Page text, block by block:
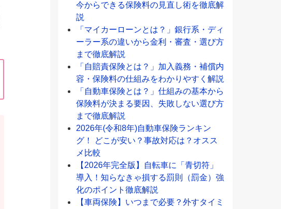
今からできる保険料の見直し術を徹底解
説
「マイカーローンとは？」銀行系・ディ
ーラー系の違いから金利・審査・選び方
まで徹底解説
「自賠責保険とは？」加入義務・補償内
容・保険料の仕組みをわかりやすく解説
「自動車保険とは？」仕組みの基本から
保険料が決まる要因、失敗しない選び方
まで徹底解説
2026年(令和8年)自動車保険ランキン
グ！ どこが安い？事故対応は？オスス
メ比較
【2026年完全版】自転車に「青切符」
導入！知らなきゃ損する罰則（罰金）強
化のポイント徹底解説
【車両保険】いつまで必要？外すタイミ